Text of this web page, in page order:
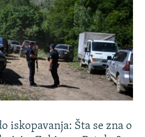
iskopavanja: Šta se zna o